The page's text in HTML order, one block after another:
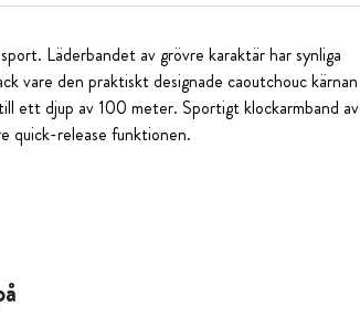
Läderbandet av grövre karaktär har synliga
vare den praktiskt designade caoutchouc kärnan
ett djup av 100 meter. Sportigt klockarmband av
quick-release funktionen.